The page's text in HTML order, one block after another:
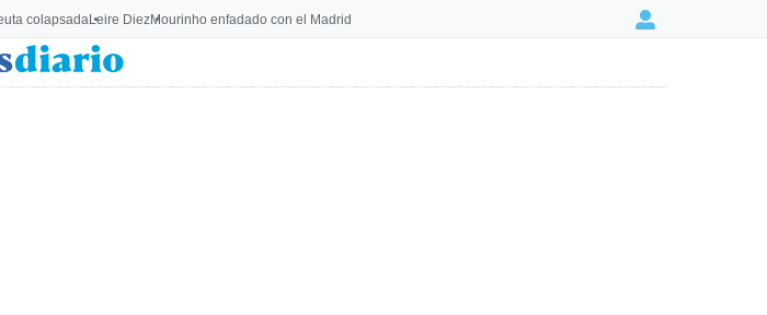
colapsadaLeire DiezMourinho enfadado con el Madrid Login